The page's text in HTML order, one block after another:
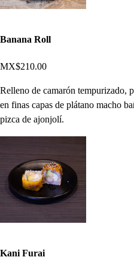
Banana Roll
MX$210.00
Relleno de camarón tempurizado,
en finas capas de plátano macho
pizca de ajonjolí.
Kani Furai